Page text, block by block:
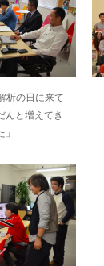
析の日に来て
んと増えてき
」